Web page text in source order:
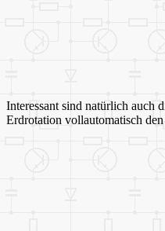
Interessant sind natürlich auch
Erdrotation vollautomatisch